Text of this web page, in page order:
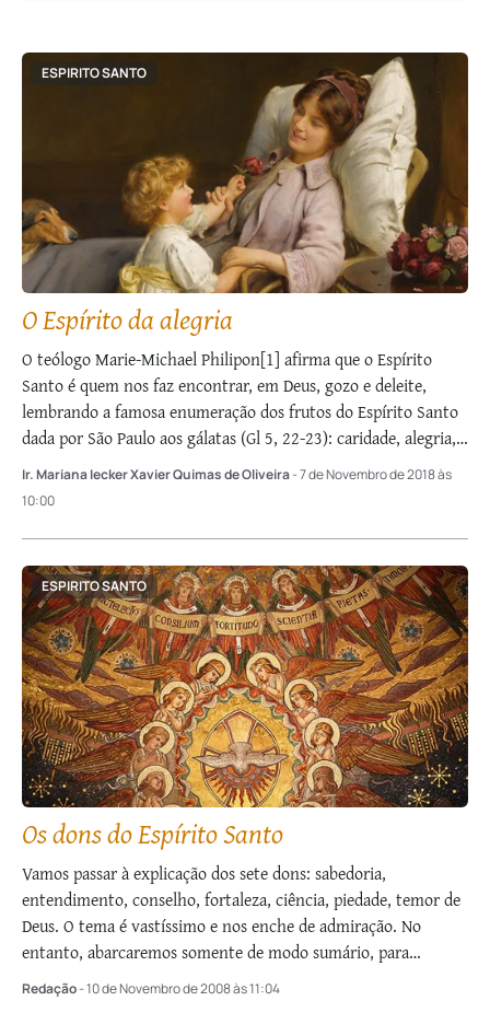
ESPIRITO SANTO
O Espírito da alegria
O teólogo Marie-Michael Philipon[1] afirma que o Espírito
Santo é quem nos faz encontrar, em Deus, gozo e deleite,
lembrando a famosa enumeração dos frutos do Espírito Santo
dada por São Paulo aos gálatas (Gl 5, 22-23): caridade, alegria,
paz, …
Ir. Mariana Iecker Xavier Quimas de Oliveira- 7 de Novembro de 2018 às
10:00
ESPIRITO SANTO
Os dons do Espírito Santo
Vamos passar à explicação dos sete dons: sabedoria,
entendimento, conselho, fortaleza, ciência, piedade, temor de
Deus. O tema é vastíssimo e nos enche de admiração. No
entanto, abarcaremos somente de modo sumário, para
compreender cada conceito e o seu significado. — A …
Redação- 10 de Novembro de 2008 às 11:04